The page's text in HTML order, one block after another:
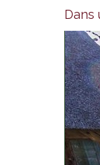
Dans